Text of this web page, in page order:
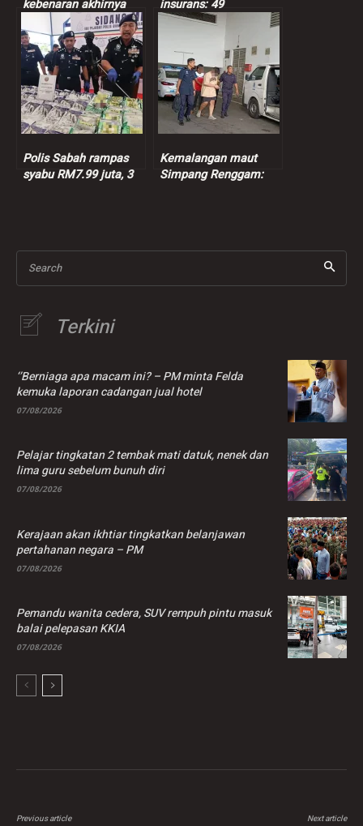
kebenaran akhirnya
terbukti
insurans: 49
kenderaan dipandu
warga asing disita
Polis Sabah rampas
syabu RM7.99 juta, 3
Kemalangan maut
Simpang Renggam:
Search
Terkini
‘’Berniaga apa macam ini? – PM minta Felda
kemuka laporan cadangan jual hotel
07/08/2026
Pelajar tingkatan 2 tembak mati datuk, nenek dan
lima guru sebelum bunuh diri
07/08/2026
Kerajaan akan ikhtiar tingkatkan belanjawan
pertahanan negara – PM
07/08/2026
Pemandu wanita cedera, SUV rempuh pintu masuk
balai pelepasan KKIA
07/08/2026
Previous article Next article